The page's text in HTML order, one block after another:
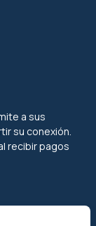
a sus
su conexión.
recibir pagos